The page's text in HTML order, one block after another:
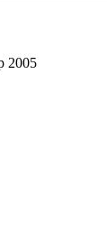
2005